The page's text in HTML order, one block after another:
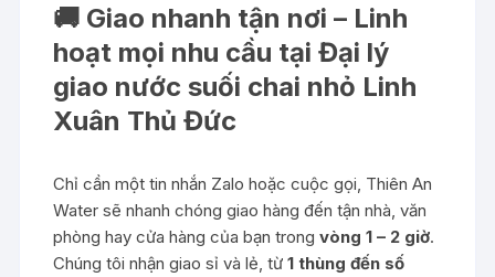
🚚 Giao nhanh tận nơi – Linh
hoạt mọi nhu cầu tại Đại lý
giao nước suối chai nhỏ Linh
Xuân Thủ Đức
Chỉ cần một tin nhắn Zalo hoặc cuộc gọi, Thiên An
Water sẽ nhanh chóng giao hàng đến tận nhà, văn
phòng hay cửa hàng của bạn trongvòng 1 – 2 giờ.
Chúng tôi nhận giao sỉ và lẻ, từ1 thùng đến số